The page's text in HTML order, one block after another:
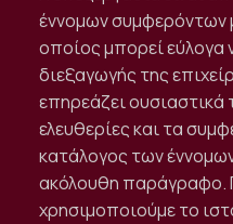
έννομων συμφερόντων
οποίος μπορεί εύλογα
διεξαγωγής της
επηρεάζει ουσιαστικά
ελευθερίες και τα
κατάλογος των
ακόλουθη παράγραφο.
χρησιμοποιούμε το